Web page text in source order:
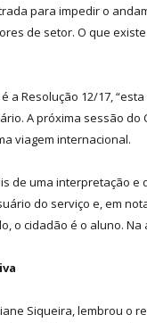
para impedir o
de setor. O que
Resolução 12/17,
A próxima sessão
viagem internacional.
de uma interpretação
do serviço e, em
cidadão é o aluno.
Siqueira, lembrou o